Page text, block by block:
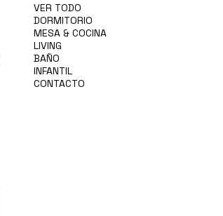
VER TODO
DORMITORIO
MESA & COCINA
LIVING
BAÑO
INFANTIL
CONTACTO